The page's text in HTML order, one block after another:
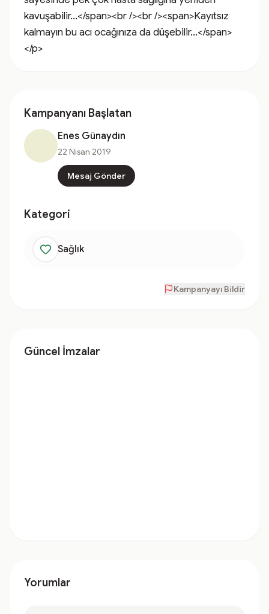
kavuşabilir...</span><br /><br /><span>Kayıtsız
kalmayın bu acı ocağınıza da düşebilir...</span>
</p>
Kampanyanı Başlatan
Enes Günaydın
22 Nisan 2019
Mesaj Gönder
Kategori
Sağlık
Kampanyayı Bildir
Güncel İmzalar
Yorumlar